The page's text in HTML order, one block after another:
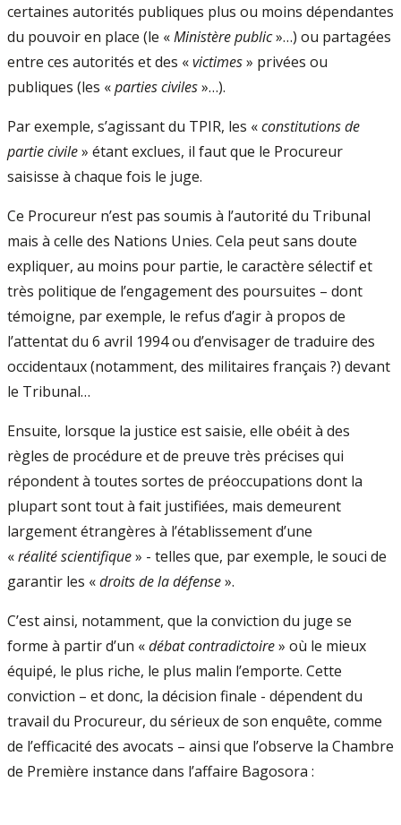
certaines autorités publiques plus ou moins dépendantes
du pouvoir en place (le «Ministère public»…) ou partagées
entre ces autorités et des «victimes» privées ou
publiques (les «parties civiles»…).
Par exemple, s’agissant du TPIR, les «constitutions de
partie civile» étant exclues, il faut que le Procureur
saisisse à chaque fois le juge.
Ce Procureur n’est pas soumis à l’autorité du Tribunal
mais à celle des Nations Unies. Cela peut sans doute
expliquer, au moins pour partie, le caractère sélectif et
très politique de l’engagement des poursuites – dont
témoigne, par exemple, le refus d’agir à propos de
l’attentat du 6 avril 1994 ou d’envisager de traduire des
occidentaux (notamment, des militaires français ?) devant
le Tribunal…
Ensuite, lorsque la justice est saisie, elle obéit à des
règles de procédure et de preuve très précises qui
répondent à toutes sortes de préoccupations dont la
plupart sont tout à fait justifiées, mais demeurent
largement étrangères à l’établissement d’une
«réalité scientifique» - telles que, par exemple, le souci de
garantir les «droits de la défense».
C’est ainsi, notamment, que la conviction du juge se
forme à partir d’un «débat contradictoire» où le mieux
équipé, le plus riche, le plus malin l’emporte. Cette
conviction – et donc, la décision finale - dépendent du
travail du Procureur, du sérieux de son enquête, comme
de l’efficacité des avocats – ainsi que l’observe la Chambre
de Première instance dans l’affaire Bagosora :